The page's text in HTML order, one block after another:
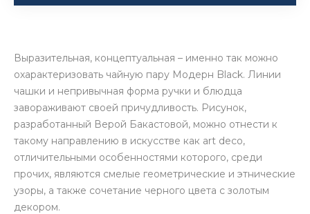
Выразительная, концептуальная – именно так можно
охарактеризовать чайную пару Модерн Black. Линии
чашки и непривычная форма ручки и блюдца
завораживают своей причудливость. Рисунок,
разработанный Верой Бакастовой, можно отнести к
такому направлению в искусстве как art deco,
отличительными особенностями которого, среди
прочих, являются смелые геометрические и этнические
узоры, а также сочетание черного цвета с золотым
декором.